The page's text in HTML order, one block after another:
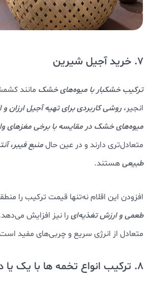
7. خرید آجیل شیرین
ترکیب خشکبار با میوه‌های خشک مانند
انجیر،روشی کاربردی برای تهیه آجیل ارزان
میوه‌های خشک در مقایسه با برخی مغزهای
متعادل‌تری دارند و در عین حالمنبع فیبر،
طبیعیهستند.
افزودن این اقلام نه‌تنها قیمت ترکیب را
طعمی و ارزش تغذیه‌ای را نیز افزایش
متعادل از انرژی سریع و چربی‌های مفید
8. ترکیب انواع تخمه ها با یک یا دو مغز